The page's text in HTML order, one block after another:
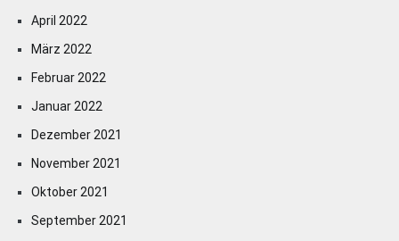
April 2022
März 2022
Februar 2022
Januar 2022
Dezember 2021
November 2021
Oktober 2021
September 2021